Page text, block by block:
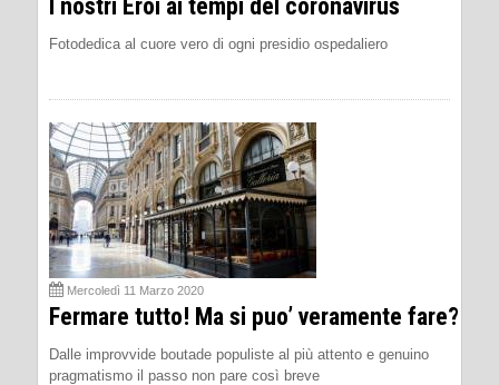
I nostri Eroi ai tempi del coronavirus
Fotodedica al cuore vero di ogni presidio ospedaliero
Mercoledì 11 Marzo 2020
Fermare tutto! Ma si puo’ veramente fare?
Dalle improvvide boutade populiste al più attento e genuino
pragmatismo il passo non pare così breve